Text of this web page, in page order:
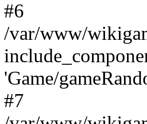
#6
/var/www/
'Game/
#7